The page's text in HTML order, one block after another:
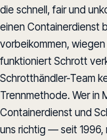
die schnell, fair und
einen Containerdienst
vorbeikommen,
funktioniert Schrott
Schrotthändler-Team
Trennmethode. Wer in
Containerdienst und
uns richtig — seit 1996,